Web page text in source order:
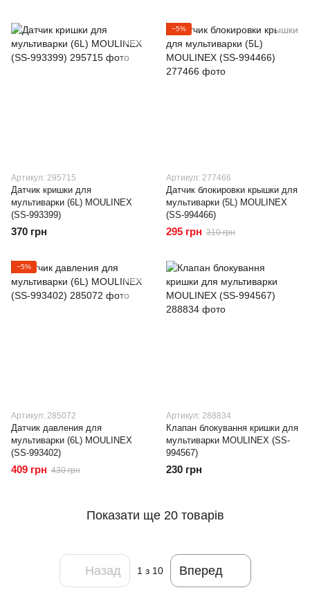
Артикул: 295715
Датчик кришки для
мультиварки (6L) MOULINEX
(SS-993399)
370 грн
−5%
Артикул: 277466
Датчик блокировки крышки для
мультиварки (5L) MOULINEX
(SS-994466)
295 грн 310 грн
−5%
Артикул: 285072
Датчик давления для
мультиварки (6L) MOULINEX
(SS-993402)
409 грн 430 грн
Артикул: 288834
Клапан блокування кришки для
мультиварки MOULINEX (SS-
994567)
230 грн
Показати ще 20 товарів
Назад 1 з 10 Вперед